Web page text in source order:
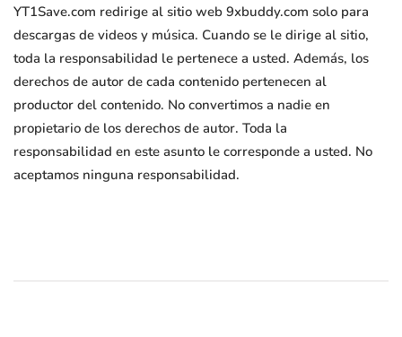
YT1Save.com redirige al sitio web 9xbuddy.com solo para
descargas de videos y música. Cuando se le dirige al sitio,
toda la responsabilidad le pertenece a usted. Además, los
derechos de autor de cada contenido pertenecen al
productor del contenido. No convertimos a nadie en
propietario de los derechos de autor. Toda la
responsabilidad en este asunto le corresponde a usted. No
aceptamos ninguna responsabilidad.